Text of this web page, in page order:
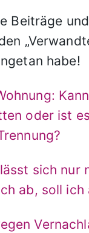
Beiträge
habe!
oder ist
sich nur
ab, soll ich